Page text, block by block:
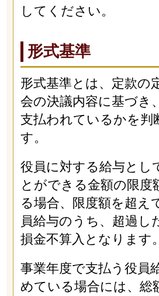
してください。
形式基準
形式基準とは、定款の
会の決議内容に基づき
支払われているかを判
す。
役員に対する給与とし
とができる金額の限度
る場合、限度額を超え
員給与のうち、超過し
損金不算入となります。
事業年度で支払う役員
めている場合には、総